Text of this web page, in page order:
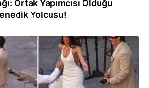
Ortak Yapımcısı Olduğu
Yolcusu!